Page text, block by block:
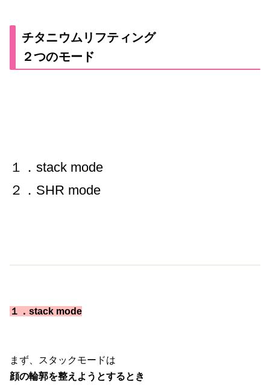
チタニウムリフティング
２つのモード
１．stack mode
２．SHR mode
１．stack mode
まず、スタックモードは
顔の輪郭を整えようとするとき